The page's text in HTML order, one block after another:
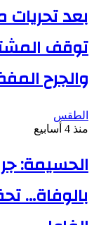
بعد
توقف
والجرح
الطقس
منذ 4 أسابيع
الحسيمة:
بالوفاة…